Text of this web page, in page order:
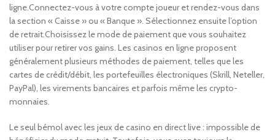
ligne.Connectez-vous à votre compte joueur et rendez-vous dans
la section « Caisse » ou « Banque ». Sélectionnez ensuite l’option
de retrait.Choisissez le mode de paiement que vous souhaitez
utiliser pour retirer vos gains. Les casinos en ligne proposent
généralement plusieurs méthodes de paiement, telles que les
cartes de crédit/débit, les portefeuilles électroniques (Skrill, Neteller,
PayPal), les virements bancaires et parfois même les crypto-
monnaies.
Le seul bémol avec les jeux de casino en direct live : impossible de